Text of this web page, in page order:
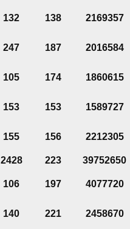
132 138 2169357
247 187 2016584
105 174 1860615
153 153 1589727
155 156 2212305
2428 223
39752650
106 197 4077720
140 221 2458670